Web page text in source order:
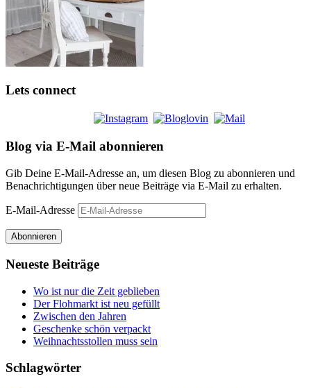
Lets connect
Blog via E-Mail abonnieren
Gib Deine E-Mail-Adresse an, um diesen Blog zu abonnieren und
Benachrichtigungen über neue Beiträge via E-Mail zu erhalten.
E-Mail-Adresse
Abonnieren
Neueste Beiträge
Wo ist nur die Zeit geblieben
Der Flohmarkt ist neu gefüllt
Zwischen den Jahren
Geschenke schön verpackt
Weihnachtsstollen muss sein
Schlagwörter